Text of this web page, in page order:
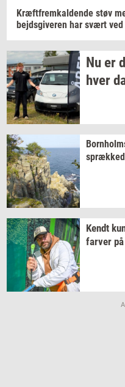
Kræft­frem­kal­den­de støv
bejds­gi­ve­ren har svært
Nu er
hver
Kendt
far­ver på